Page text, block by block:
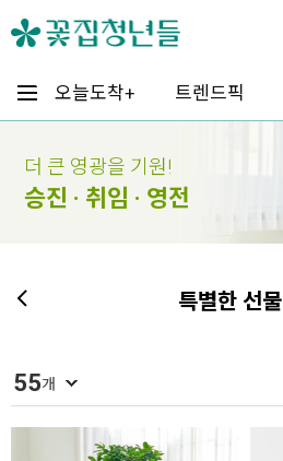
오늘도착+ 트렌드픽
더 큰 영광을 기원!
승진 · 취임 · 영전
특별한 선물
55개